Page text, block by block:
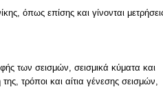
όπως επίσης και γίνονται
των σεισμών, σεισμικά κύματα και
τρόποι και αίτια γένεσης σεισμών,